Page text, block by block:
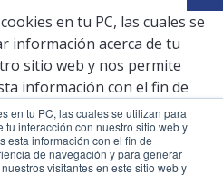
en tu PC, las cuales se utilizan para
interacción con nuestro sitio web y
esta información con el fin de
de navegación y para generar
visitantes en este sitio web y
(SGA)
en tu PC, las cuales se
información acerca de tu
sitio web y nos permite
información con el fin de
experiencia de navegación y
métricas acerca de nuestros
web y otros medios de